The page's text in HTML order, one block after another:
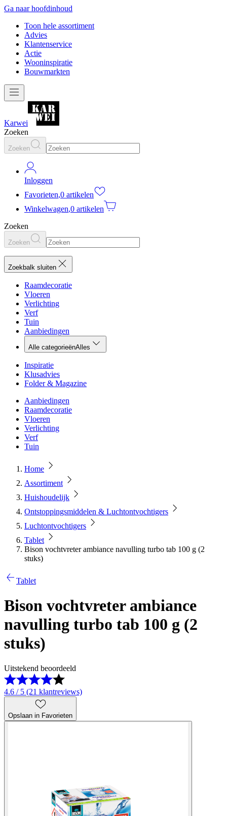
Ga naar hoofdinhoud
Toon hele assortiment
Advies
Klantenservice
Actie
Wooninspiratie
Bouwmarkten
Karwei
Zoeken
Zoeken
Inloggen
Favorieten,0 artikelen
Winkelwagen,0 artikelen
Zoeken
Zoeken
Zoekbalk sluiten
Raamdecoratie
Vloeren
Verlichting
Verf
Tuin
Aanbiedingen
Alle categorieënAlles
Inspiratie
Klusadvies
Folder & Magazine
Aanbiedingen
Raamdecoratie
Vloeren
Verlichting
Verf
Tuin
Home
Assortiment
Huishoudelijk
Ontstoppingsmiddelen & Luchtontvochtigers
Luchtontvochtigers
Tablet
Bison vochtvreter ambiance navulling turbo tab 100 g (2
stuks)
Tablet
Bison vochtvreter ambiance
navulling turbo tab 100 g (2
stuks)
Uitstekend beoordeeld
4.6 / 5 (21 klantreviews)
Opslaan in Favorieten